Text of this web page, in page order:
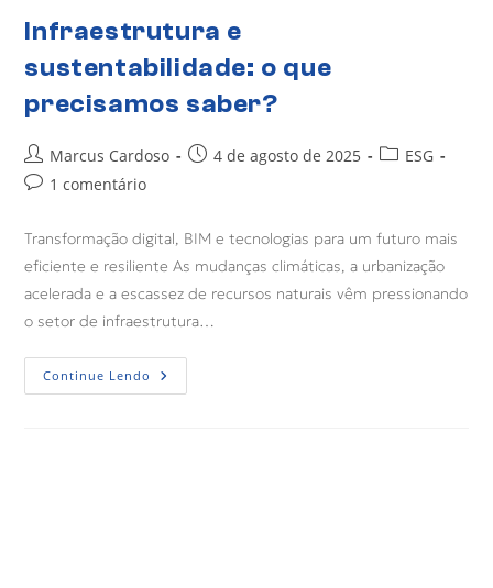
Infraestrutura e
sustentabilidade: o que
precisamos saber?
Marcus Cardoso 4 de agosto de 2025
ESG
1 comentário
Transformação digital, BIM e tecnologias para um futuro mais
eficiente e resiliente As mudanças climáticas, a urbanização
acelerada e a escassez de recursos naturais vêm pressionando
o setor de infraestrutura…
Continue Lendo